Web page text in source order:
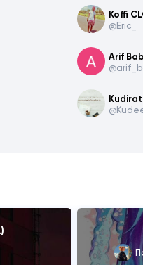
Koffi
@Eric_
Arif